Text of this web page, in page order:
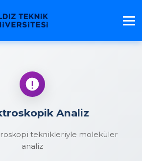
Analiz
teknikleriyle moleküler
analiz